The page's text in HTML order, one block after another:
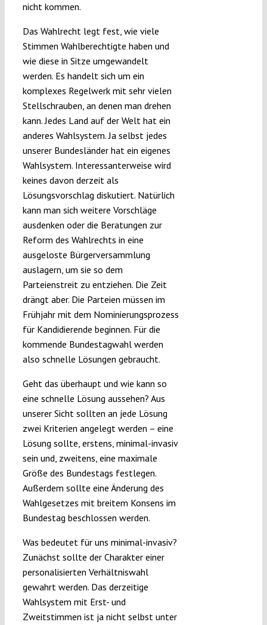
nicht kommen.
Das Wahlrecht legt fest, wie viele
Stimmen Wahlberechtigte haben und
wie diese in Sitze umgewandelt
werden. Es handelt sich um ein
komplexes Regelwerk mit sehr vielen
Stellschrauben, an denen man drehen
kann. Jedes Land auf der Welt hat ein
anderes Wahlsystem. Ja selbst jedes
unserer Bundesländer hat ein eigenes
Wahlsystem. Interessanterweise wird
keines davon derzeit als
Lösungsvorschlag diskutiert. Natürlich
kann man sich weitere Vorschläge
ausdenken oder die Beratungen zur
Reform des Wahlrechts in eine
ausgeloste Bürgerversammlung
auslagern, um sie so dem
Parteienstreit zu entziehen. Die Zeit
drängt aber. Die Parteien müssen im
Frühjahr mit dem Nominierungsprozess
für Kandidierende beginnen. Für die
kommende Bundestagwahl werden
also schnelle Lösungen gebraucht.
Geht das überhaupt und wie kann so
eine schnelle Lösung aussehen? Aus
unserer Sicht sollten an jede Lösung
zwei Kriterien angelegt werden – eine
Lösung sollte, erstens, minimal-invasiv
sein und, zweitens, eine maximale
Größe des Bundestags festlegen.
Außerdem sollte eine Änderung des
Wahlgesetzes mit breitem Konsens im
Bundestag beschlossen werden.
Was bedeutet für uns minimal-invasiv?
Zunächst sollte der Charakter einer
personalisierten Verhältniswahl
gewahrt werden. Das derzeitige
Wahlsystem mit Erst- und
Zweitstimmen ist ja nicht selbst unter